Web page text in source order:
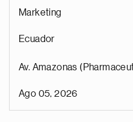
Marketing
Ecuador
Av. Amazonas
Ago 05, 2026